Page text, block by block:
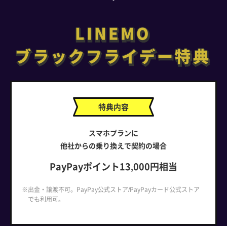
LINEMO
ブラックフライデー特典
LINEMO
ブラックフライデー特典
特典内容
スマホプランに
他社からの乗り換えで契約の場合
PayPayポイント13,000円相当
※出金・譲渡不可。PayPay公式ストア/PayPayカード公式ストア
でも利用可。